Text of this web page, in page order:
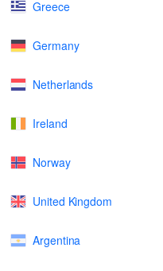
Greece
Germany
Netherlands
Ireland
Norway
United Kingdom
Argentina